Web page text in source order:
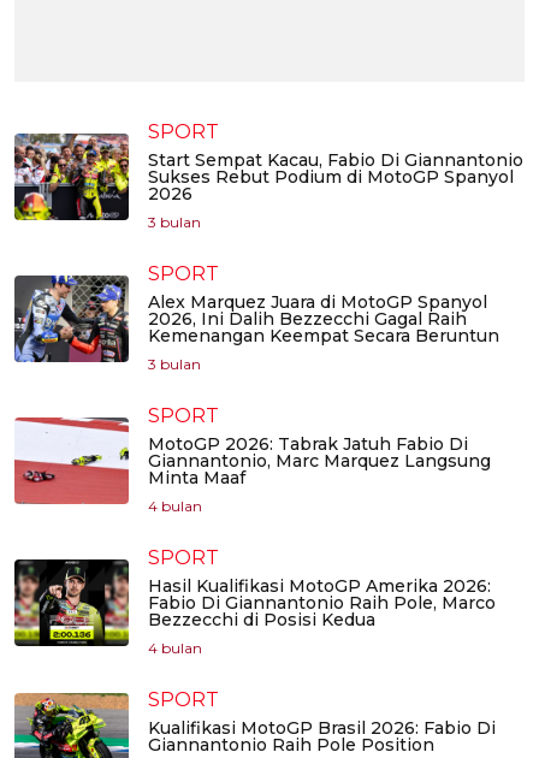
SPORT
Start Sempat Kacau, Fabio Di Giannantonio
Sukses Rebut Podium di MotoGP Spanyol
2026
3 bulan
SPORT
Alex Marquez Juara di MotoGP Spanyol
2026, Ini Dalih Bezzecchi Gagal Raih
Kemenangan Keempat Secara Beruntun
3 bulan
SPORT
MotoGP 2026: Tabrak Jatuh Fabio Di
Giannantonio, Marc Marquez Langsung
Minta Maaf
4 bulan
SPORT
Hasil Kualifikasi MotoGP Amerika 2026:
Fabio Di Giannantonio Raih Pole, Marco
Bezzecchi di Posisi Kedua
4 bulan
SPORT
Kualifikasi MotoGP Brasil 2026: Fabio Di
Giannantonio Raih Pole Position